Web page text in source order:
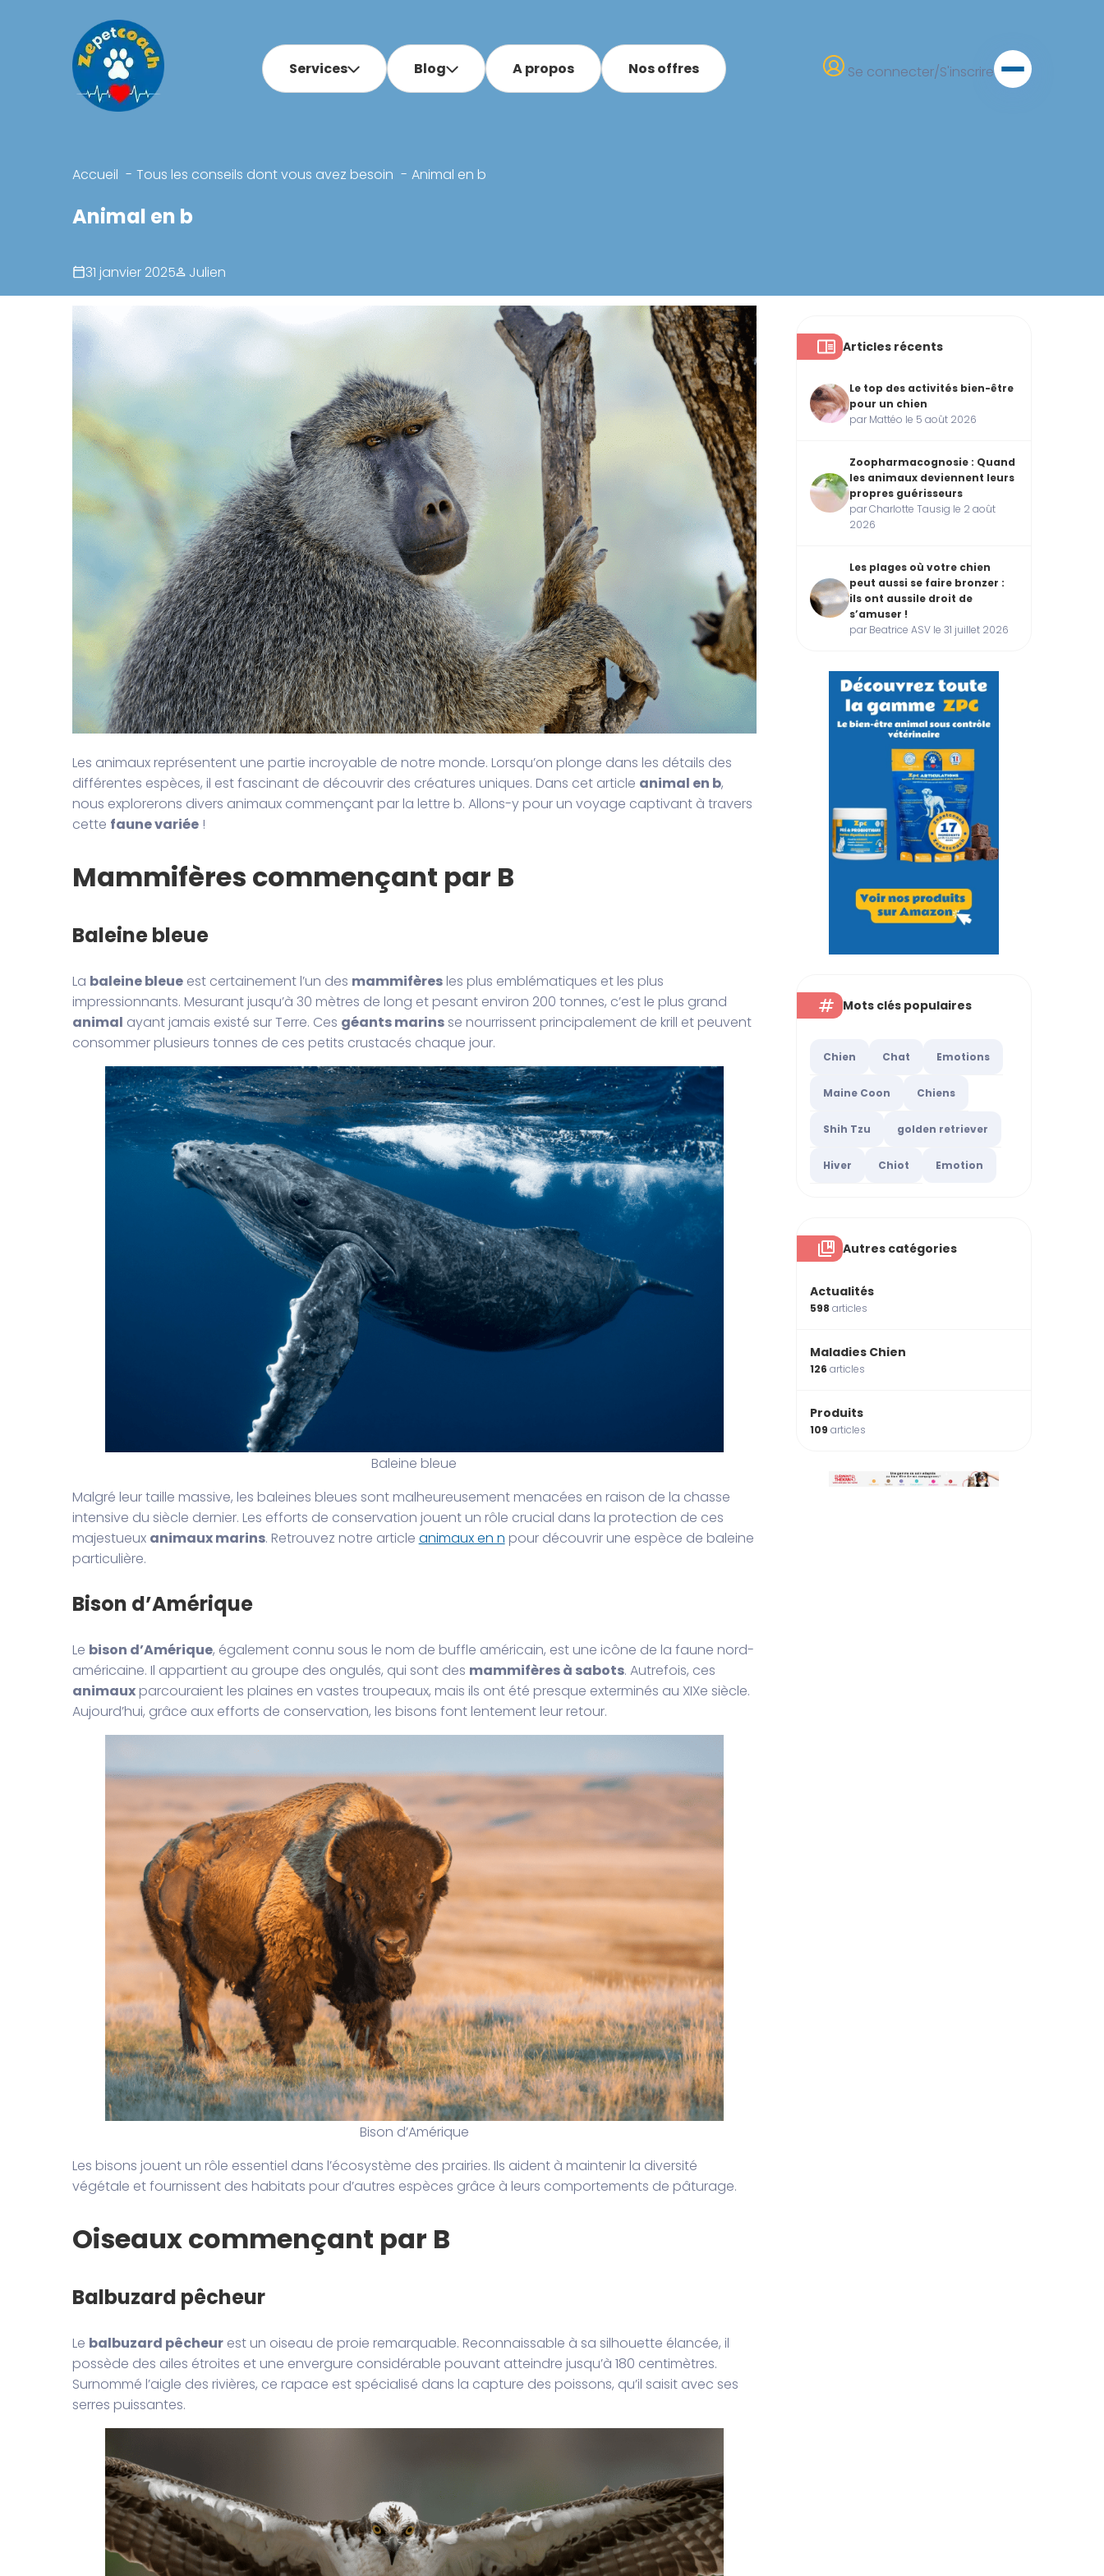
Services Blog A propos Nos offres Se connecter/S'inscrire
Accueil Tous les conseils dont vous avez besoin Animal en b
Animal en b
31 janvier 2025 Julien
Les animaux représentent une partie incroyable de notre monde. Lorsqu’on plonge dans les détails des
différentes espèces, il est fascinant de découvrir des créatures uniques. Dans cet article animal en b,
nous explorerons divers animaux commençant par la lettre b. Allons-y pour un voyage captivant à travers
cette faune variée!
Mammifères commençant par B
Baleine bleue
La baleine bleueest certainement l’un des mammifèresles plus emblématiques et les plus
impressionnants. Mesurant jusqu’à 30 mètres de long et pesant environ 200 tonnes, c’est le plus grand
animal ayant jamais existé sur Terre. Ces géants marinsse nourrissent principalement de krill et peuvent
consommer plusieurs tonnes de ces petits crustacés chaque jour.
Baleine bleue
Malgré leur taille massive, les baleines bleues sont malheureusement menacées en raison de la chasse
intensive du siècle dernier. Les efforts de conservation jouent un rôle crucial dans la protection de ces
majestueux animaux marins. Retrouvez notre article animaux en n pour découvrir une espèce de baleine
particulière.
Bison d’Amérique
Le bison d’Amérique, également connu sous le nom de buffle américain, est une icône de la faune nord-
américaine. Il appartient au groupe des ongulés, qui sont des mammifères à sabots. Autrefois, ces
animauxparcouraient les plaines en vastes troupeaux, mais ils ont été presque exterminés au XIXe siècle.
Aujourd’hui, grâce aux efforts de conservation, les bisons font lentement leur retour.
Bison d’Amérique
Les bisons jouent un rôle essentiel dans l’écosystème des prairies. Ils aident à maintenir la diversité
végétale et fournissent des habitats pour d’autres espèces grâce à leurs comportements de pâturage.
Oiseaux commençant par B
Balbuzard pêcheur
Le balbuzard pêcheurest un oiseau de proie remarquable. Reconnaissable à sa silhouette élancée, il
possède des ailes étroites et une envergure considérable pouvant atteindre jusqu’à 180 centimètres.
Surnommé l’aigle des rivières, ce rapace est spécialisé dans la capture des poissons, qu’il saisit avec ses
serres puissantes.
Articles récents
Le top des activités bien-être
pour un chien
par Mattéo le 5 août 2026
Zoopharmacognosie : Quand
les animaux deviennent leurs
propres guérisseurs
par Charlotte Tausig le 2 août
2026
Les plages où votre chien
peut aussi se faire bronzer :
ils ont aussile droit de
s’amuser !
par Beatrice ASV le 31 juillet 2026
Mots clés populaires
Chien Chat Emotions
Maine Coon Chiens
Shih Tzu golden retriever
Hiver Chiot Emotion
Autres catégories
Actualités
598 articles
Maladies Chien
126 articles
Produits
109 articles